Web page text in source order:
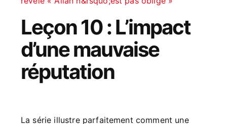
Leçon 10 : L’impact
d’une mauvaise
réputation
La série illustre parfaitement comment une